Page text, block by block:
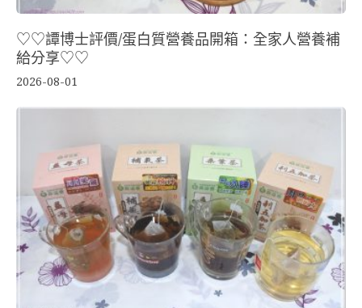
♡♡譚博士評價/蛋白質營養品開箱：全家人營養補
給分享♡♡
2026-08-01